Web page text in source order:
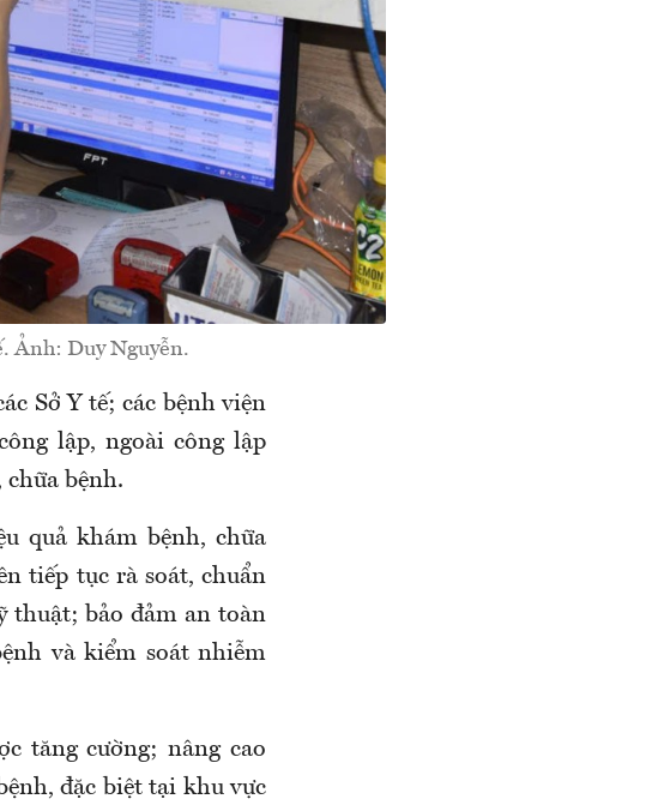
Ảnh: Duy Nguyễn.
Sở Y tế;các bệnh viện
lập, ngoài công lập
chữa bệnh.
quả khám bệnh, chữa
tiếp tục rà soát, chuẩn
thuật; bảo đảm an toàn
và kiểm soát nhiễm
tăng cường; nâng cao
đặc biệt tại khu vực